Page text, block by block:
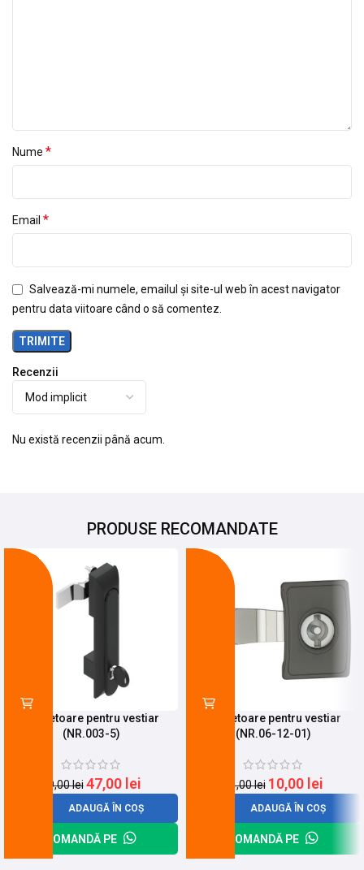
Recenzii
Nu există recenzii până acum.
Nume *
Email *
Salvează-mi numele, emailul și site-ul web în acest navigator
pentru data viitoare când o să comentez.
PRODUSE RECOMANDATE
Incuietoare pentru vestiar
(NR.003-5)
59,00lei 47,00 lei
ADAUGĂ ÎN COȘ
COMANDĂ PE
Incuietoare pentru vestiar
(NR.06-12-01)
31,00lei 10,00 lei
ADAUGĂ ÎN COȘ
COMANDĂ PE